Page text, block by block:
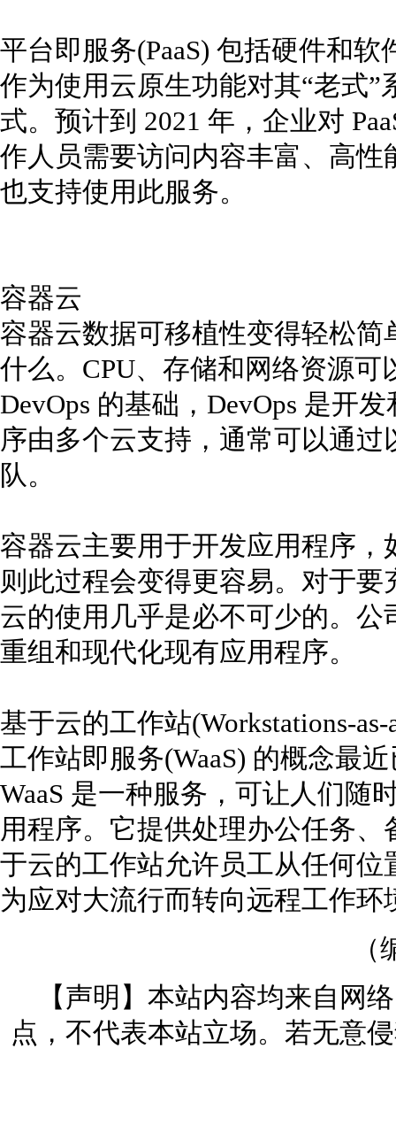
平台即服务(PaaS) 包括硬件和
作为使用云原生功能对其“老式
式。预计到 2021 年，企业对
作人员需要访问内容丰富、高
也支持使用此服务。
容器云
容器云数据可移植性变得轻松
什么。CPU、存储和网络资源
DevOps 的基础，DevOps 是开
序由多个云支持，通常可以通
队。
容器云主要用于开发应用程序
则此过程会变得更容易。对于
云的使用几乎是必不可少的。
重组和现代化现有应用程序。
基于云的工作站(Workstations-as-
工作站即服务(WaaS) 的概念最
WaaS 是一种服务，可让人们随
用程序。它提供处理办公任务
于云的工作站允许员工从任何
为应对大流行而转向远程工作
【声明】本站内容均来自网
点，不代表本站立场。若无意